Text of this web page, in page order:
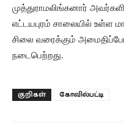
முத்துராமலிங்கனார்
எட்டயபுரம் சாலையில் உள்ள
சிலை வரைக்கும்
நடைபெற்றது.
குறிகள் கோவில்பட்டி